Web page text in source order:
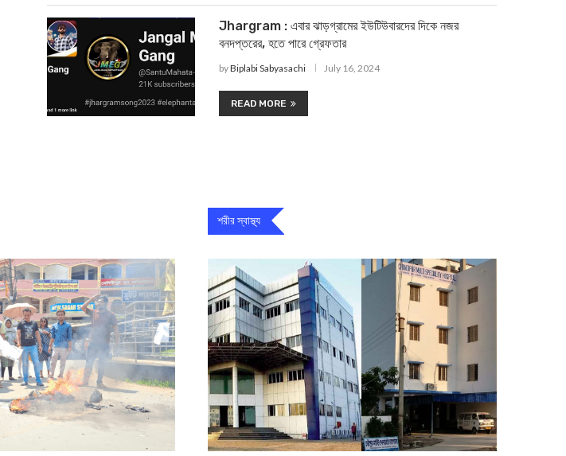
Jhargram : এবার ঝাড়গ্রামের ইউটিউবারদের দিকে নজর
বনদপ্তরের, হতে পারে গ্রেফতার
byBiplabi Sabyasachi July 16, 2024
READ MORE
শরীর স্বাস্থ্য